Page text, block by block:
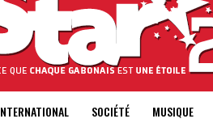
SOCIÉTÉ MUSIQUE